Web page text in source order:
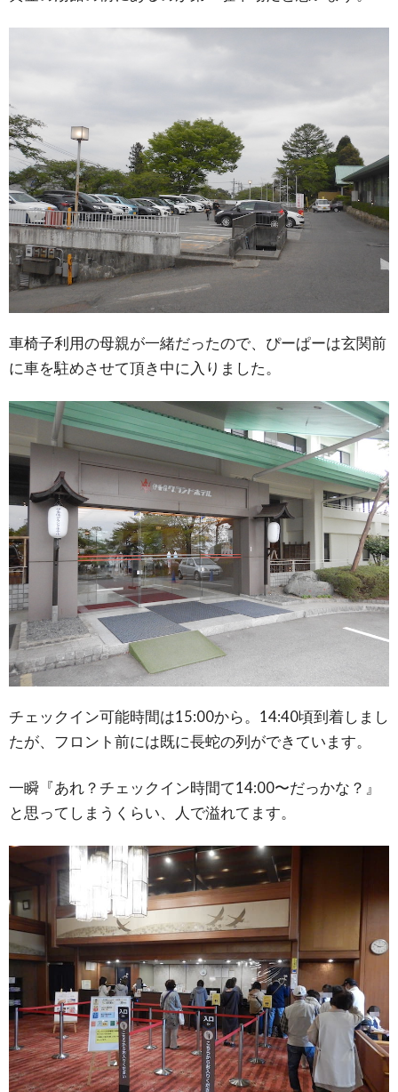
車椅子利用の母親が一緒だったので、ぴーぱーは玄関前
に車を駐めさせて頂き中に入りました。
チェックイン可能時間は15:00から。14:40頃到着しまし
たが、フロント前には既に長蛇の列ができています。
一瞬『あれ？チェックイン時間て14:00〜だっかな？』
と思ってしまうくらい、人で溢れてます。